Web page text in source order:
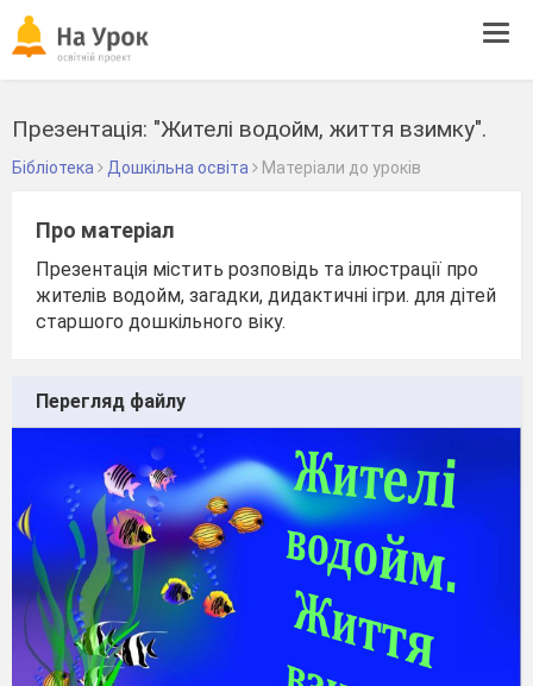
Презентація: "Жителі водойм, життя взимку".
Бібліотека Дошкільна освіта Матеріали до уроків
Про матеріал
Презентація містить розповідь та ілюстрації про
жителів водойм, загадки, дидактичні ігри. для дітей
старшого дошкільного віку.
Перегляд файлу